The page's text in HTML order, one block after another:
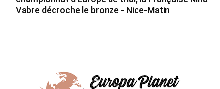
Vabre décroche le bronze - Nice-Matin